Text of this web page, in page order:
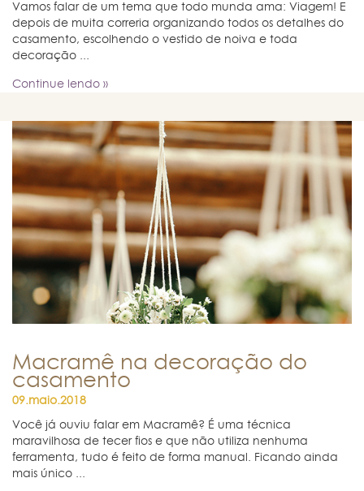
Vamos falar de um tema que todo munda ama: Viagem! E
depois de muita correria organizando todos os detalhes do
casamento, escolhendo o vestido de noiva e toda
decoração ...
Continue lendo »
Macramê na decoração do
casamento
09.maio.2018
Você já ouviu falar em Macramê? É uma técnica
maravilhosa de tecer fios e que não utiliza nenhuma
ferramenta, tudo é feito de forma manual. Ficando ainda
mais único ...